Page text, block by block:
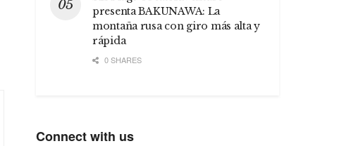
presenta BAKUNAWA: La
montaña rusa con giro más alta y
rápida
0 SHARES
Connect with us